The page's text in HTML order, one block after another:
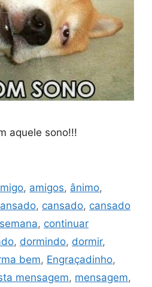
aquele sono!!!
, amigos, ânimo,
, cansado, cansado
, continuar
, dormindo, dormir,
bem, Engraçadinho,
mensagem, mensagem,